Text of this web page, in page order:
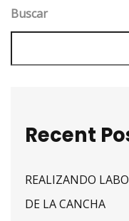
Buscar
Recent
REALIZANDO
DE LA CANCHA